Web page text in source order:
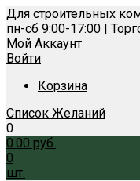
Для строительных
пн-сб 9:00-17:00 |
Мой Аккаунт
Войти
Корзина
Список Желаний
0
0.00 руб.
0
шт.